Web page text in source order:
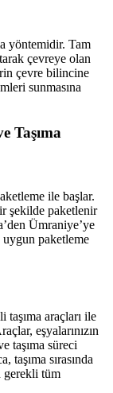
yöntemidir. Tam
çevreye olan
çevre bilincine
sunmasına
Taşıma
ile başlar.
şekilde paketlenir
Ümraniye’ye
uygun paketleme
taşıma araçları ile
eşyalarınızın
taşıma süreci
sırasında
gerekli tüm